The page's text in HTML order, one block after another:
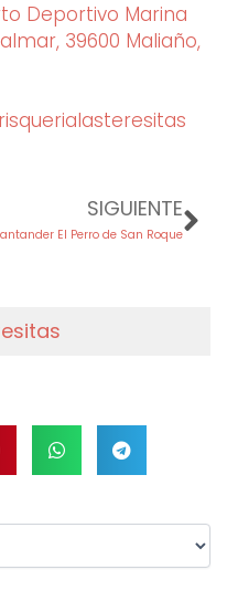
Deportivo Marina
39600 Maliaño,
SIGUIENTE
El Perro de San Roque